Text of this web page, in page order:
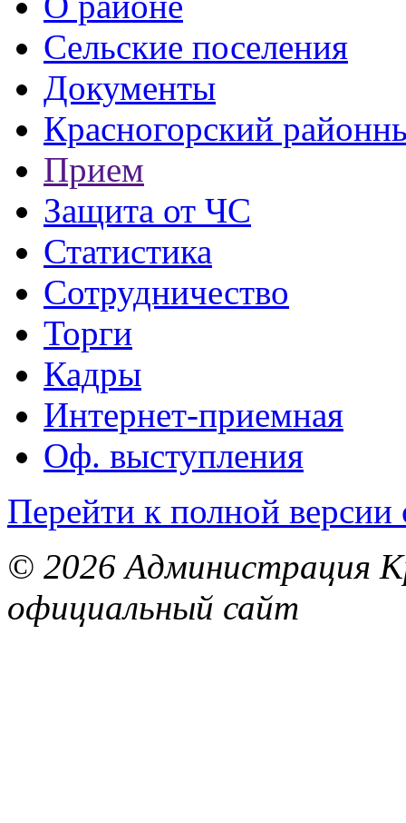
Сельские поселения
Документы
Красногорский
Прием
Защита от ЧС
Статистика
Сотрудничество
Торги
Кадры
Интернет-приемная
Оф. выступления
Перейти к полной версии
© 2026 Администрация
официальный сайт